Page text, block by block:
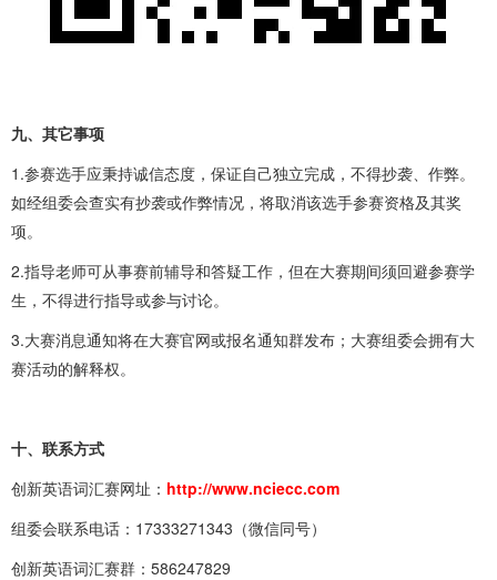
九、其它事项
1.参赛选手应秉持诚信态度，保证自己独立完成，不得抄袭、作弊。
如经组委会查实有抄袭或作弊情况，将取消该选手参赛资格及其奖
项。
2.指导老师可从事赛前辅导和答疑工作，但在大赛期间须回避参赛学
生，不得进行指导或参与讨论。
3.大赛消息通知将在大赛官网或报名通知群发布；大赛组委会拥有大
赛活动的解释权。
十、联系方式
创新英语词汇赛网址： http://www.nciecc.com
组委会联系电话：17333271343（微信同号）
创新英语词汇赛群：586247829